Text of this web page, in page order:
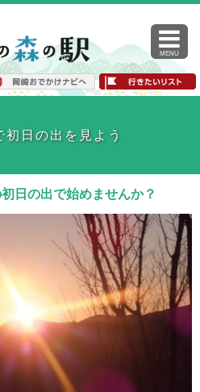
MENU
日の出を見よう
日の出で始めませんか？